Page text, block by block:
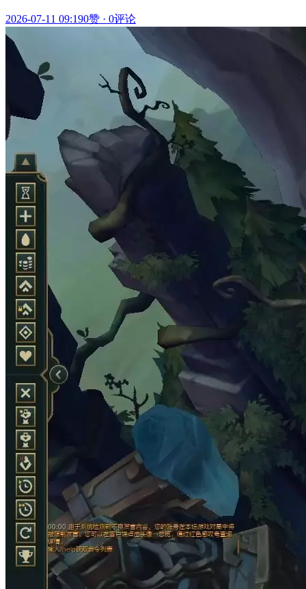
2026-07-11 09:190赞 · 0评论